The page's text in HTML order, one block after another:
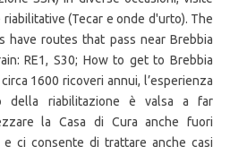
(Tecar e onde d'urto). The
have routes that pass near Brebbia
RE1, S30; How to get to Brebbia
1600 ricoveri annui, l’esperienza
della riabilitazione è valsa a far
la Casa di Cura anche fuori
e ci consente di trattare anche casi